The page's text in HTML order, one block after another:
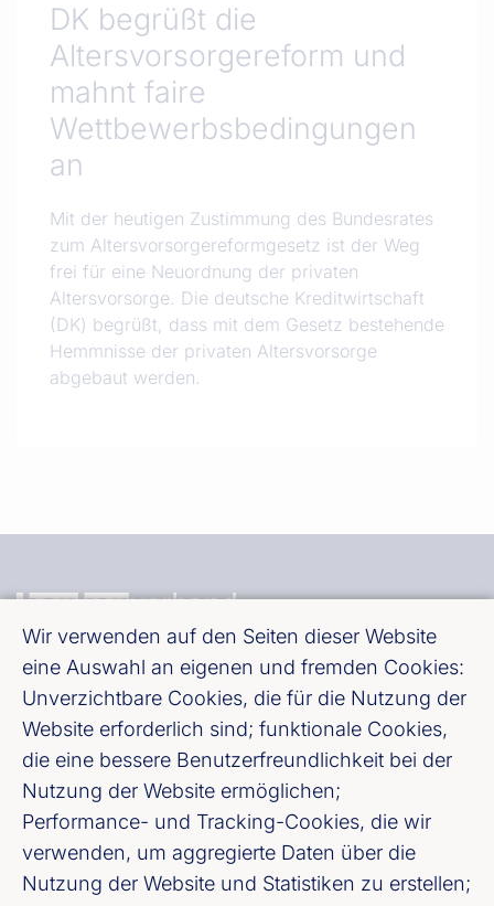
DK begrüßt die
Altersvorsorgereform und
mahnt faire
Wettbewerbsbedingungen
an
Mit der heutigen Zustimmung des Bundesrates
zum Altersvorsorgereformgesetz ist der Weg
frei für eine Neuordnung der privaten
Altersvorsorge. Die deutsche Kreditwirtschaft
(DK) begrüßt, dass mit dem Gesetz bestehende
Hemmnisse der privaten Altersvorsorge
abgebaut werden.
Wir verwenden auf den Seiten dieser Website
eine Auswahl an eigenen und fremden Cookies:
Unverzichtbare Cookies, die für die Nutzung der
Website erforderlich sind; funktionale Cookies,
die eine bessere Benutzerfreundlichkeit bei der
Nutzung der Website ermöglichen;
Performance- und Tracking-Cookies, die wir
verwenden, um aggregierte Daten über die
Nutzung der Website und Statistiken zu erstellen;
Bundesverband deutscher Banken e. V.
Burgstraße 28, 10178 Berlin
Fußzeile (Bankenverband)
Impressum
LinkedIn